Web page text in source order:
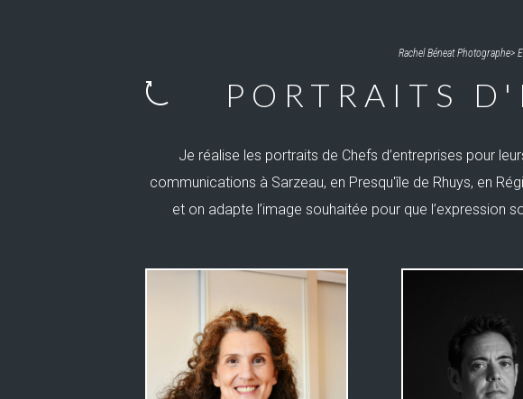
Rachel Béneat Photographe>
PORTRAITS
Je réalise les portraits de Chefs d’entreprises pour
communications à Sarzeau, en Presqu'île de Rhuys, en
et on adapte l’image souhaitée pour que l’expression